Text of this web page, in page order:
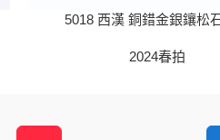
5018 西漢 銅錯金銀鑲松
2024春拍